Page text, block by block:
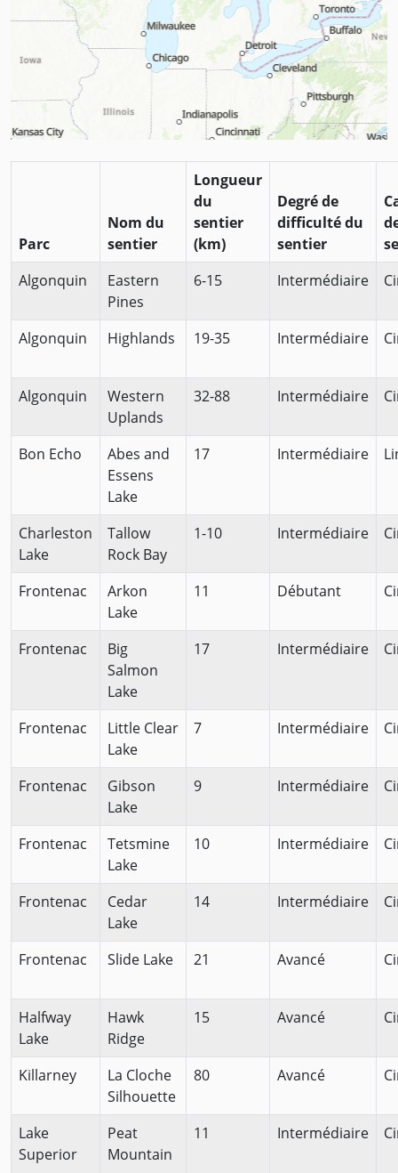
Parc
Nom du
sentier
Longueur
du
sentier
(km)
Degré de
difficulté du
sentier
Algonquin
Eastern
Pines
6-15 Intermédiaire
Algonquin Highlands 19-35 Intermédiaire
Algonquin
Western
Uplands
32-88 Intermédiaire
Bon Echo
Abes and
Essens
Lake
17 Intermédiaire
Charleston
Lake
Tallow
Rock Bay
1-10 Intermédiaire
Frontenac
Arkon
Lake
11 Débutant
Frontenac
Big
Salmon
Lake
17 Intermédiaire
Frontenac
Little Clear
Lake
7 Intermédiaire
Frontenac
Gibson
Lake
9 Intermédiaire
Frontenac
Tetsmine
Lake
10 Intermédiaire
Frontenac
Cedar
Lake
14 Intermédiaire
Frontenac Slide Lake 21 Avancé
Halfway
Lake
Hawk
Ridge
15 Avancé
Killarney
La Cloche
Silhouette
80 Avancé
Lake
Superior
Peat
Mountain
11 Intermédiaire